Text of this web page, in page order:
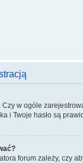
w ogóle
i Twoje hasło są
forum zależy, czy